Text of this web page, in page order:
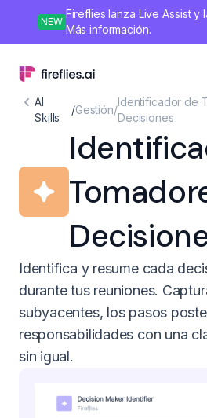
NEW
Fireflies lanza Live Assist y
Más información.
AI
Skills
/Gestión/
Identificador de
Decisiones
Identifica y resume cada
durante tus reuniones.
subyacentes, los pasos
responsabilidades con una
sin igual.